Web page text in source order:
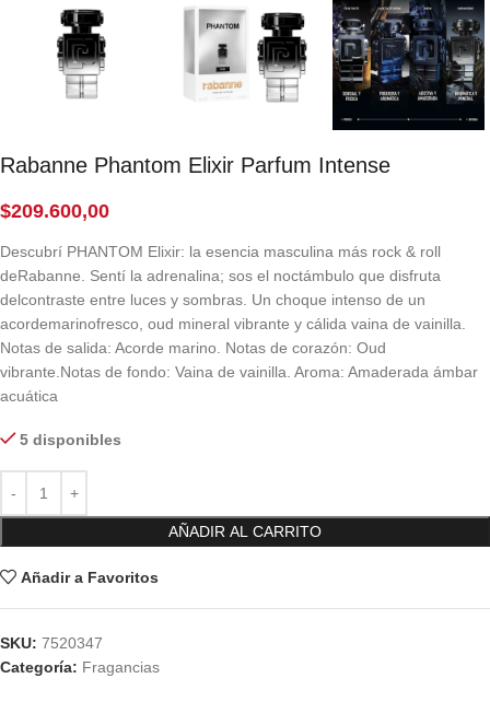
Rabanne Phantom Elixir Parfum Intense
$209.600,00
Descubrí PHANTOM Elixir: la esencia masculina más rock & roll
deRabanne. Sentí la adrenalina; sos el noctámbulo que disfruta
delcontraste entre luces y sombras. Un choque intenso de un
acordemarinofresco, oud mineral vibrante y cálida vaina de vainilla.
Notas de salida: Acorde marino. Notas de corazón: Oud
vibrante.Notas de fondo: Vaina de vainilla. Aroma: Amaderada ámbar
acuática
5 disponibles
AÑADIR AL CARRITO
Añadir a Favoritos
SKU: 7520347
Categoría: Fragancias